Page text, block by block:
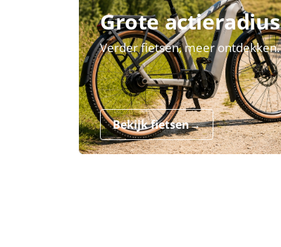
Grote actieradius
Verder fietsen, meer ontdekken.
Bekijk fietsen→